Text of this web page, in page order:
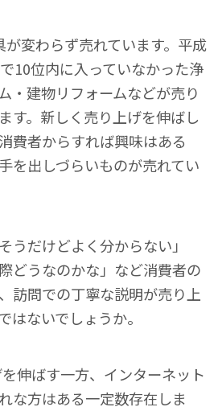
変わらず売れています。平成
10位内に入っていなかった浄
・建物リフォームなどが売り
す。新しく売り上げを伸ばし
費者からすれば興味はある
を出しづらいものが売れてい
うだけどよく分からない」
どうなのかな」など消費者の
訪問での丁寧な説明が売り上
はないでしょうか。
伸ばす一方、インターネット
な方はある一定数存在しま